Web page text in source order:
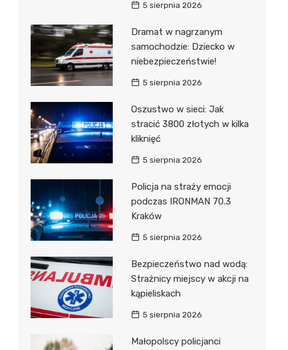
5 sierpnia 2026
Dramat w nagrzanym
samochodzie: Dziecko w
niebezpieczeństwie!
5 sierpnia 2026
Oszustwo w sieci: Jak
stracić 3800 złotych w kilka
kliknięć
5 sierpnia 2026
Policja na straży emocji
podczas IRONMAN 70.3
Kraków
5 sierpnia 2026
Bezpieczeństwo nad wodą:
Strażnicy miejscy w akcji na
kąpieliskach
5 sierpnia 2026
Małopolscy policjanci